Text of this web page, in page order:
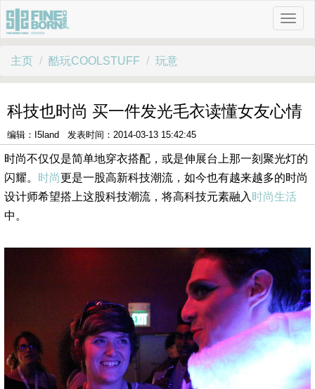
主页 酷玩COOLSTUFF 玩意
科技也时尚 买一件发光毛衣读懂女友心情
编辑：I5land 发表时间：2014-03-13 15:42:45
时尚不仅仅是简单地穿衣搭配，或是伸展台上那一刻聚光灯的
闪耀。 时尚更是一股高新科技潮流，如今也有越来越多的时尚
设计师希望搭上这股科技潮流，将高科技元素融入 时尚生活
中。